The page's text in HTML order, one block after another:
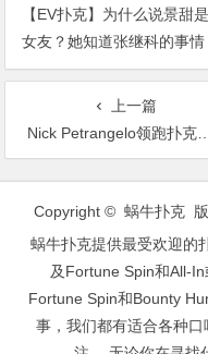
【EV扑克】为什么说景甜
女友？她知道张继科的事情
没有像张天爱那样
上一篇
Nick Petrangelo领跑扑克之星冠军赛巴哈马站2.5万豪客赛决赛桌
文
Copyright © 蜗牛扑克
蜗牛扑克提供最受欢迎的
及Fortune Spin和All-
Fortune Spin和Bounty
事，我们都有适合各种